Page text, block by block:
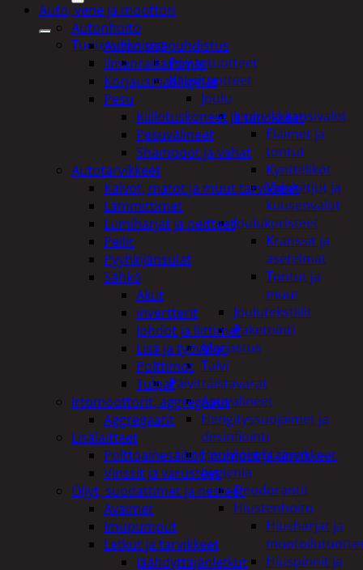
Tuotevalikoima
Poistotuotteet
Kausituotteet
Joulu
Joulu- ja kausivalot
Eläimet ja
tontut
Kyntteliköt
Valoketjut ja
kuusenvalot
Joulukoristeet
Kranssit ja
asetelmat
Tontut ja
muut
Joulutekstiilit
Paketointi
Marjastus
Talvi
Päivittäistavarat
Apuvälineet
Hengityssuojaimet ja
desinfiointi
Henkilökohtainen
hygienia
Deodorantit
Hiustenhoito
Hiusharjat ja
Hiuspinnit ja
Auto, vene ja moottori
Autonhoito
Auton sisäpuhdistus
ilmanraikastimet
Korjausmaalikynät
Pesu
Kiillotuskoneet ja tarvikkeet
Pesuvälineet
Shampoot ja vahat
Autotarvikkeet
Kalvot, matot ja muut tarvikkeet
Lämmittimet
Lumiharjat ja peitteet
Peilit
Pyyhkijänsulat
Sähkö
Akut
invertterit
Johdot ja liittimet
Lisä ja työvalot
Polttimot
Tulpat
Irtomoottorit, aggregaatit
Aggregaatit
Lisälaitteet
Polttoainesäiliöt, pumput ja tarvikkeet
Vinssit ja varusteet
Öljyt, suodattimet ja nesteet
Avaimet
Imupumput
Letkut ja tarvikkeet
Jäähdyttäjänletkut